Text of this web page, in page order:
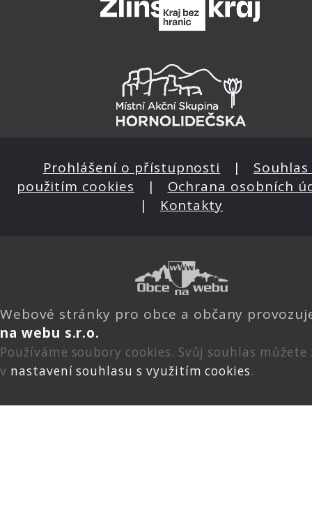
Prohlášení o přístupnosti | Souhlas
použitím cookies | Ochrana osobních
| Kontakty
Webové stránky pro obce a občany
na webu s.r.o.
Používáme soubory cookies. Svůj souhlas
v nastavení souhlasu s využitím cookies.